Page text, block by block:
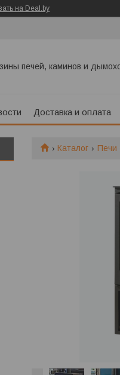
на Deal.by
печей, каминов и
Доставка и оплата
Каталог Печи